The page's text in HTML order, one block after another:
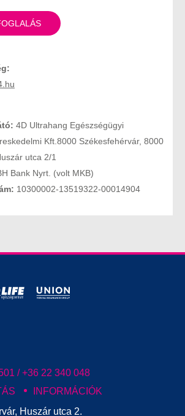
4D Ultrahang Egészségügyi
Kft.8000 Székesfehérvár, 8000
utca 2/1
Bank Nyrt. (volt MKB)
10300002-13519322-00014904
/ +36 22 340 048
INFORMÁCIÓK
Huszár utca 2.